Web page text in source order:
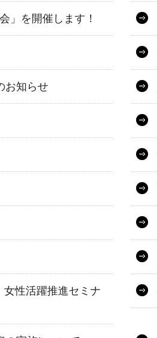
」を開催します！
お知らせ
性活躍推進セミナ